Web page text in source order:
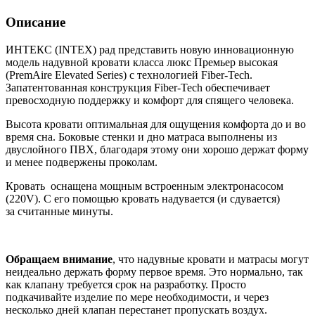
Описание
ИНТЕКС (INTEX) рад представить новую инновационную
модель надувной кровати класса люкс Премьер высокая
(PremAire Elevated Series) с технологией Fiber-Tech.
Запатентованная конструкция Fiber-Tech обеспечивает
превосходную поддержку и комфорт для спящего человека.
Высота кровати оптимальная для ощущения комфорта до и во
время сна. Боковые стенки и дно матраса выполнены из
двуслойного ПВХ, благодаря этому они хорошо держат форму
и менее подвержены проколам.
Кровать оснащена мощным встроенным электронасосом
(220V). С его помощью кровать надувается (и сдувается)
за считанные минуты.
Обращаем внимание, что надувные кровати и матрасы могут
неидеально держать форму первое время. Это нормально, так
как клапану требуется срок на разработку. Просто
подкачивайте изделие по мере необходимости, и через
несколько дней клапан перестанет пропускать воздух.